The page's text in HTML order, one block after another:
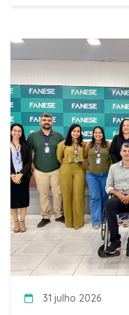
31 julho 2026